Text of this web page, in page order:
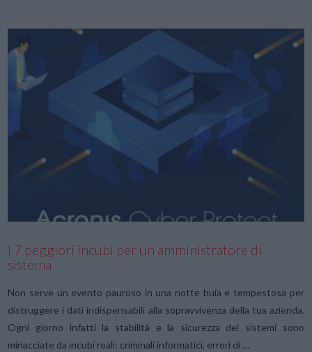
I 7 peggiori incubi per un amministratore di
sistema
Non serve un evento pauroso in una notte buia e tempestosa per
distruggere i dati indispensabili alla sopravvivenza della tua azienda.
Ogni giorno infatti la stabilità e la sicurezza dei sistemi sono
minacciate da incubi reali: criminali informatici, errori di …